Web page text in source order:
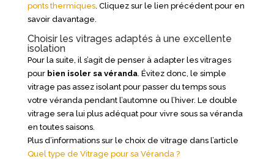
ponts thermiques. Cliquez sur le lien précédent pour en
savoir davantage.
Choisir les vitrages adaptés à une excellente
isolation
Pour la suite, il s’agit de penser à adapter les vitrages
pour bien isoler sa véranda. Évitez donc, le simple
vitrage pas assez isolant pour passer du temps sous
votre véranda pendant l’automne ou l’hiver. Le double
vitrage sera lui plus adéquat pour vivre sous sa véranda
en toutes saisons.
Plus d’informations sur le choix de vitrage dans l’article
Quel type de Vitrage pour sa Véranda ?